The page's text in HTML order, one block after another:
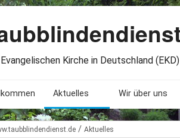
Kirche in Deutschland (EKD)
Aktuelles
Seminare. Termine
Wir über uns
Leitlinien
/ Aktuelles